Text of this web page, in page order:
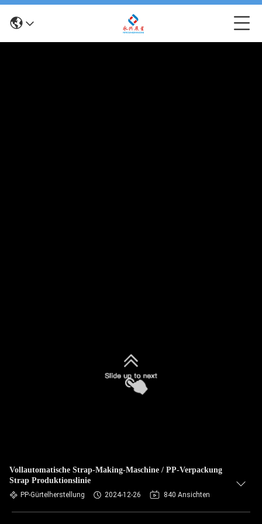
Vollautomatische Strap-Making-Maschine / PP-Verpackung
Strap Produktionslinie
PP-Gürtelherstellung 2024-12-26 840 Ansichten